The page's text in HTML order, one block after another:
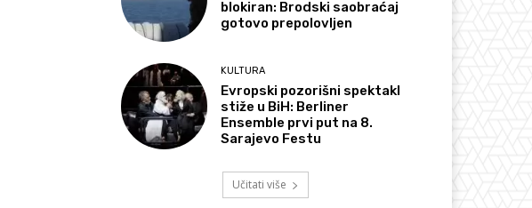
blokiran: Brodski saobraćaj
gotovo prepolovljen
KULTURA
Evropski pozorišni spektakl
stiže u BiH: Berliner
Ensemble prvi put na 8.
Sarajevo Festu
Učitati više